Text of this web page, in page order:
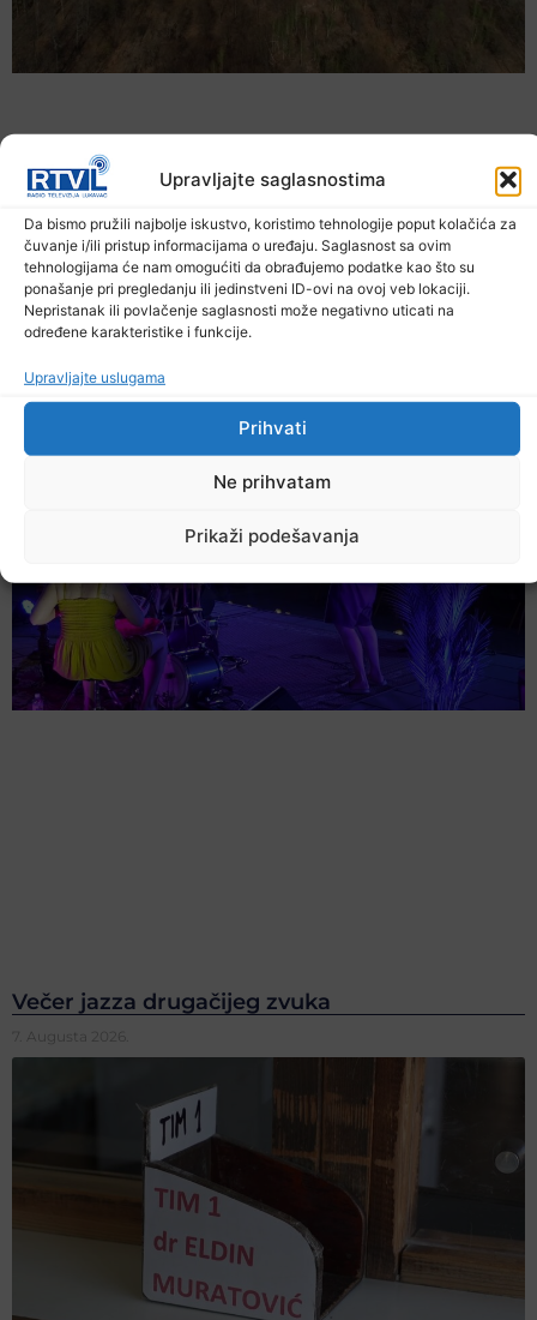
Upravljajte saglasnostima
Da bismo pružili najbolje iskustvo, koristimo tehnologije poput kolačića za
čuvanje i/ili pristup informacijama o uređaju. Saglasnost sa ovim
tehnologijama će nam omogućiti da obrađujemo podatke kao što su
ponašanje pri pregledanju ili jedinstveni ID-ovi na ovoj veb lokaciji.
Nepristanak ili povlačenje saglasnosti može negativno uticati na
određene karakteristike i funkcije.
Upravljajte uslugama
Prihvati
Ne prihvatam
Prikaži podešavanja
7. Augusta 2026.
Večer jazza drugačijeg zvuka
7. Augusta 2026.